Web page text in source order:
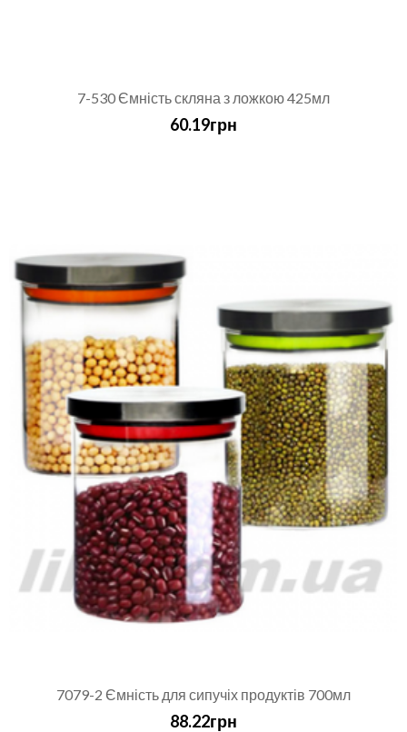
7-530 Ємність скляна з ложкою 425мл
60.19грн
7079-2 Ємність для сипучіх продуктів 700мл
88.22грн